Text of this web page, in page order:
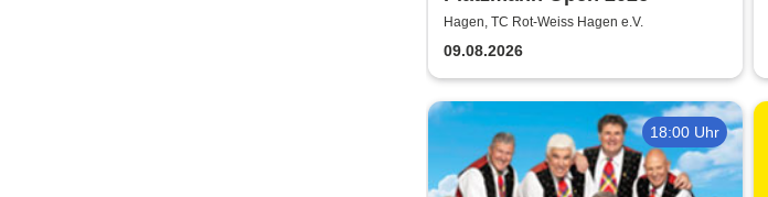
Hagen, TC Rot-Weiss Hagen e.V.
09.08.2026
18:00 Uhr